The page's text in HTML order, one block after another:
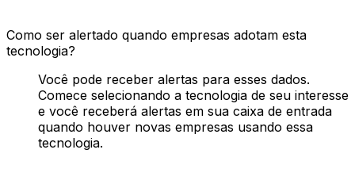
Como ser alertado quando empresas adotam esta
tecnologia?
Você pode receber alertas para esses dados.
Comece selecionando a tecnologia de seu interesse
e você receberá alertas em sua caixa de entrada
quando houver novas empresas usando essa
tecnologia.